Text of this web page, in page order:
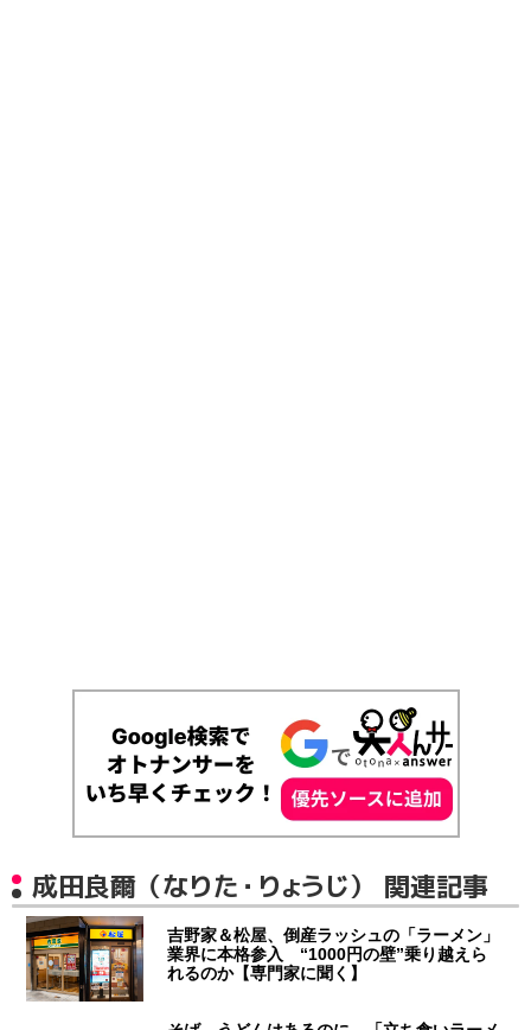
成田良爾（なりた・りょうじ） 関連記事
吉野家＆松屋、倒産ラッシュの「ラーメン」
業界に本格参入 “1000円の壁”乗り越えら
れるのか【専門家に聞く】